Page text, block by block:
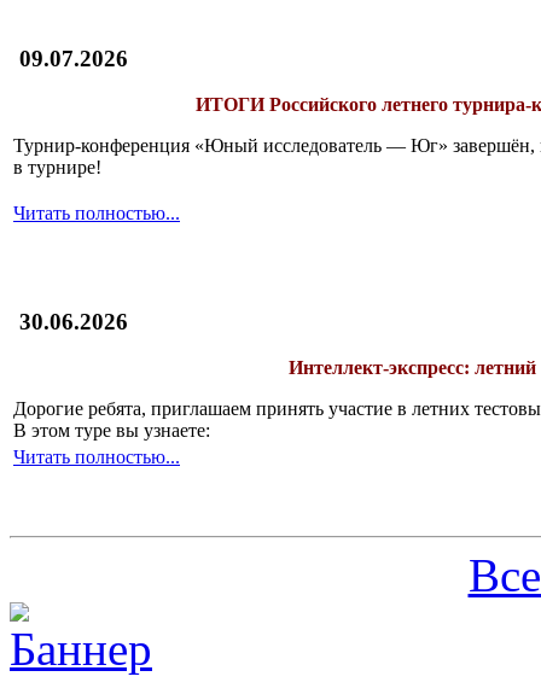
09.07.2026
ИТОГИРоссийского летнего
Турнир-конференция «Юный исследователь — Юг» завершён,
в турнире!
Читать полностью...
30.06.2026
Интеллект-экспресс: летний
Дорогие ребята, приглашаем принять участие в летних
В этом туре вы узнаете:
Читать полностью...